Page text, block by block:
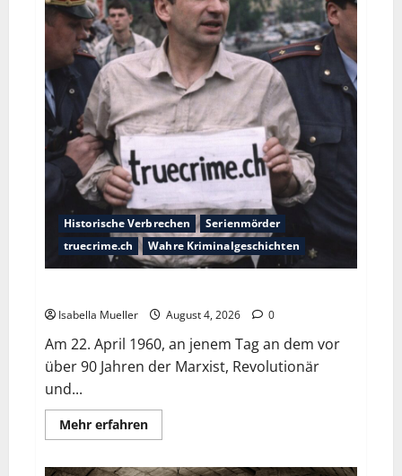
Historische Verbrechen
Serienmörder
truecrime.ch
Wahre Kriminalgeschichten
Isabella Mueller August 4, 2026 0
Am 22. April 1960, an jenem Tag an dem vor
über 90 Jahren der Marxist, Revolutionär
und...
Mehr erfahren